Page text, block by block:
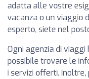
adatta alle vostre
vacanza o un viaggio
esperto, siete nel
Ogni agenzia di viaggi
possibile trovare le
i servizi offerti.